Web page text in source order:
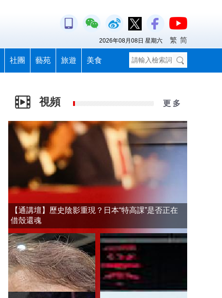
社團 藝苑 旅遊 美食
2026年08月08日 星期六 繁 简
視頻 更 多
【通講壇】歷史陰影重現？日本“特高課”是否正在
借殼還魂